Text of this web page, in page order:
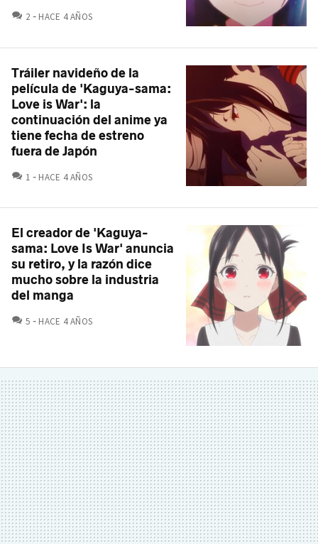
2 COMENTARIOS
HACE 4 AÑOS
Tráiler navideño de la
película de 'Kaguya-sama:
Love is War': la
continuación del anime ya
tiene fecha de estreno
fuera de Japón
1 COMENTARIOS
HACE 4 AÑOS
El creador de 'Kaguya-
sama: Love Is War' anuncia
su retiro, y la razón dice
mucho sobre la industria
del manga
5 COMENTARIOS
HACE 4 AÑOS